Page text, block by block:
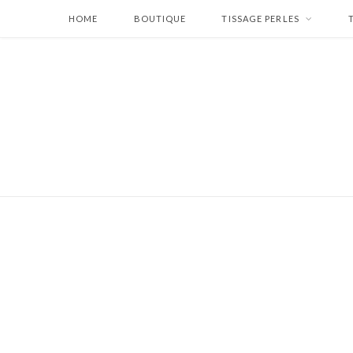
HOME BOUTIQUE TISSAGE PERLES